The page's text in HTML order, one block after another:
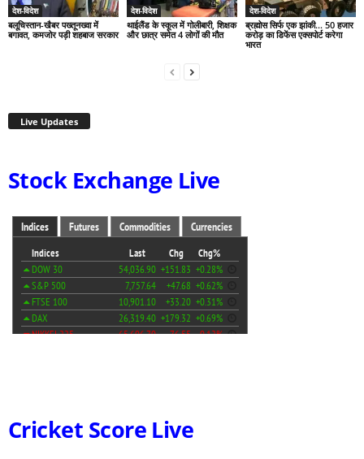
देश-विदेश
बलूचिस्तान-खैबर पख्तूनख्वा में
बगावत, कमजोर पड़ी शहबाज सरकार
देश-विदेश
थाईलैंड के स्कूल में गोलीबारी, शिक्षक
और छात्र समेत 4 लोगों की मौत
देश-विदेश
ब्रह्मोस सिर्फ एक झांकी… 50 हजार
करोड़ का डिफेंस एक्सपोर्ट करेगा
भारत
Live Updates
Stock Exchange Live
Cricket Score Live